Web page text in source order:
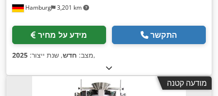
Hamburg 3,201 km
מידע על מחיר התקשר
מצב: חדש, שנת ייצור: 2025 ,
מודעה קטנה